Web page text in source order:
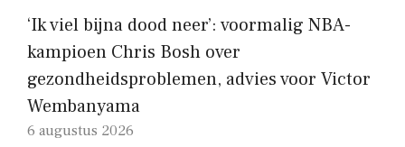
‘Ik viel bijna dood neer’: voormalig NBA-
kampioen Chris Bosh over
gezondheidsproblemen, advies voor Victor
Wembanyama
6 augustus 2026